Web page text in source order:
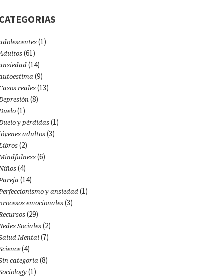
(1)
(61)
(14)
(9)
reales(13)
(8)
(1)
y pérdidas(1)
adultos(3)
(2)
(6)
(4)
(14)
y ansiedad(1)
emocionales(3)
(29)
Sociales(2)
Mental(7)
(4)
categoría(8)
(1)